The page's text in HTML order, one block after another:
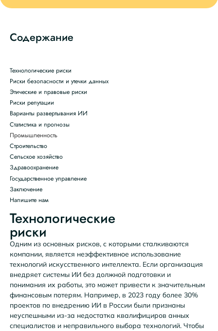
Содержание
Технологические риски
Риски безопасности и утечки данных
Этические и правовые риски
Риски репутации
Варианты развертывания ИИ
Статистика и прогнозы
Промышленность
Строительство
Сельское хозяйство
Здравоохранение
Государственное управление
Заключение
Напишите нам
Технологические
риски
Одним из основных рисков, с которыми сталкиваются
компании, является неэффективное использование
технологий искусственного интеллекта. Если организация
внедряет системы ИИ без должной подготовки и
понимания их работы, это может привести к значительным
финансовым потерям. Например, в 2023 году более 30%
проектов по внедрению ИИ в России были признаны
неуспешными из-за недостатка квалифициров анных
специалистов и неправильного выбора технологий. Чтобы